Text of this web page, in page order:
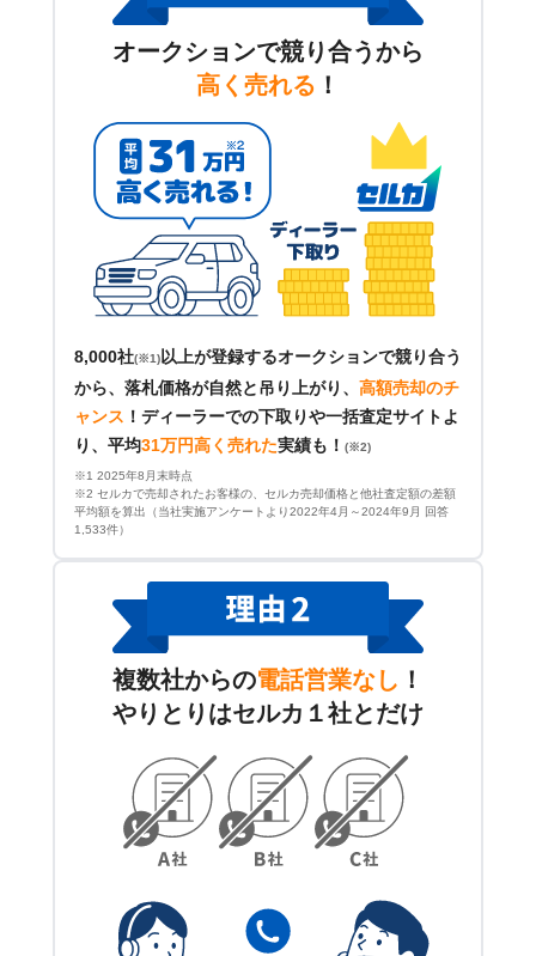
オークションで競り合うから
高く売れる ！
8,000社(※1) 以上が登録するオークションで競り合う
から、落札価格が自然と吊り上がり、 高額売却のチ
ャンス ！ ディーラーでの下取りや一括査定サイトよ
り、平均31万円高く売れた実績も！ (※2)
※1 2025年8月末時点
※2 セルカで売却されたお客様の、セルカ売却価格と他社査定額の差額
平均額を算出（当社実施アンケートより2022年4月～2024年9月 回答
1,533件）
複数社からの電話営業なし ！
やりとりはセルカ１社とだけ